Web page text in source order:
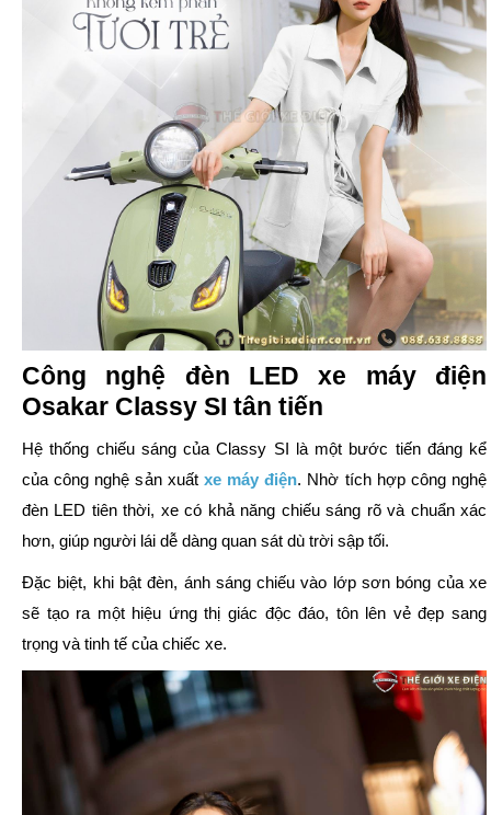
Công nghệ đèn LED xe máy điện
Osakar Classy SI tân tiến
Hệ thống chiếu sáng của Classy SI là một bước tiến đáng kể
của công nghệ sản xuất xe máy điện. Nhờ tích hợp công nghệ
đèn LED tiên thời, xe có khả năng chiếu sáng rõ và chuẩn xác
hơn, giúp người lái dễ dàng quan sát dù trời sập tối.
Đặc biệt, khi bật đèn, ánh sáng chiếu vào lớp sơn bóng của xe
sẽ tạo ra một hiệu ứng thị giác độc đáo, tôn lên vẻ đẹp sang
trọng và tinh tế của chiếc xe.